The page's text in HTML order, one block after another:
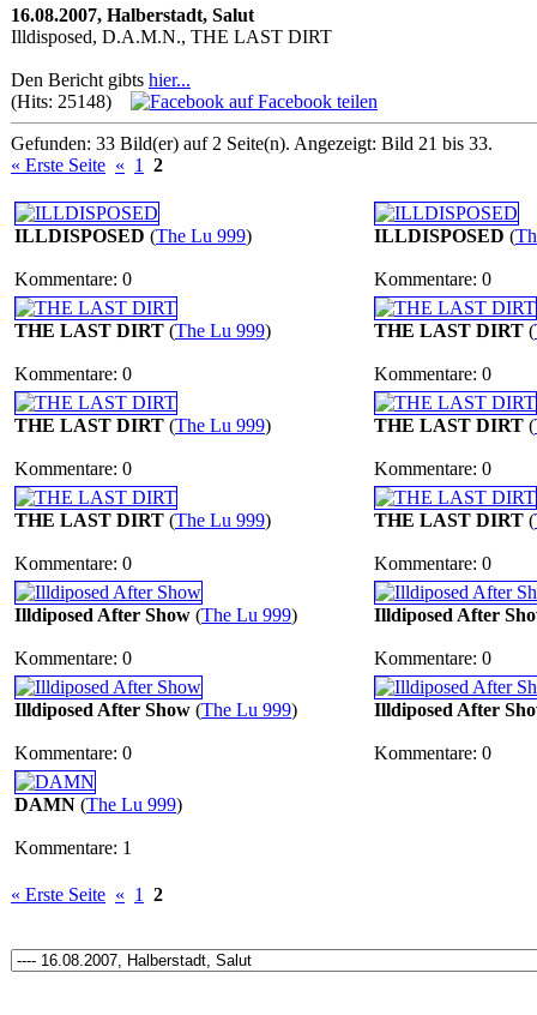
16.08.2007, Halberstadt, Salut
Illdisposed, D.A.M.N., THE LAST DIRT
Den Bericht gibts hier...
(Hits: 25148)
auf Facebook teilen
Gefunden: 33 Bild(er) auf 2 Seite(n). Angezeigt: Bild 21 bis 33.
« Erste Seite « 1 2
ILLDISPOSED (The Lu 999)
Kommentare: 0
ILLDISPOSED (
Kommentare: 0
THE LAST DIRT (The Lu 999)
Kommentare: 0
THE LAST DIRT (
Kommentare: 0
THE LAST DIRT (The Lu 999)
Kommentare: 0
THE LAST DIRT (
Kommentare: 0
THE LAST DIRT (The Lu 999)
Kommentare: 0
THE LAST DIRT (
Kommentare: 0
Illdiposed After Show (The Lu 999)
Kommentare: 0
Illdiposed After
Kommentare: 0
Illdiposed After Show (The Lu 999)
Kommentare: 0
Illdiposed After
Kommentare: 0
DAMN (The Lu 999)
Kommentare: 1
« Erste Seite « 1 2